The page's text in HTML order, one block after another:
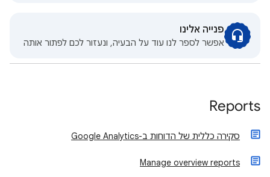
פנייה אלינו
אפשר לספר לנו עוד על הבעיה, ונעזור לכם לפתור אותה
Reports
סקירה כללית של הדוחות ב-Google Analytics
Manage overview reports